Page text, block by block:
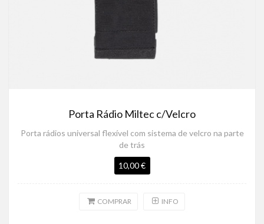
Porta Rádio Miltec c/Velcro
Porta rádios universal flexível com sistema de velcro na parte
de trás
10,00 €
COMPRAR INFO